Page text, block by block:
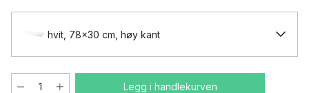
hvit, 78x30 cm, høy kant
Legg i handlekurven